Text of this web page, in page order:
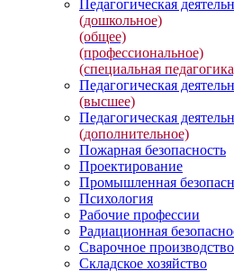
Педагогическая
(дошкольное)
(общее)
(профессиональное)
(специальная
Педагогическая
(высшее)
Педагогическая
(дополнительное)
Пожарная безопасность
Проектирование
Промышленная
Психология
Рабочие профессии
Радиационная
Сварочное производство
Складское хозяйство